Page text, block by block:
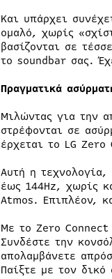
Και υπάρχει
ομαλό, χωρίς
βασίζονται σε
το soundbar σας.
Πραγματικά
Μιλώντας για την
στρέφονται σε
έρχεται το LG
Αυτή η τεχνολογία,
έως 144Hz, χωρίς
Atmos. Επιπλέον,
Με το Zero Connect
Συνδέστε την
απολαμβάνετε
Παίξτε με τον